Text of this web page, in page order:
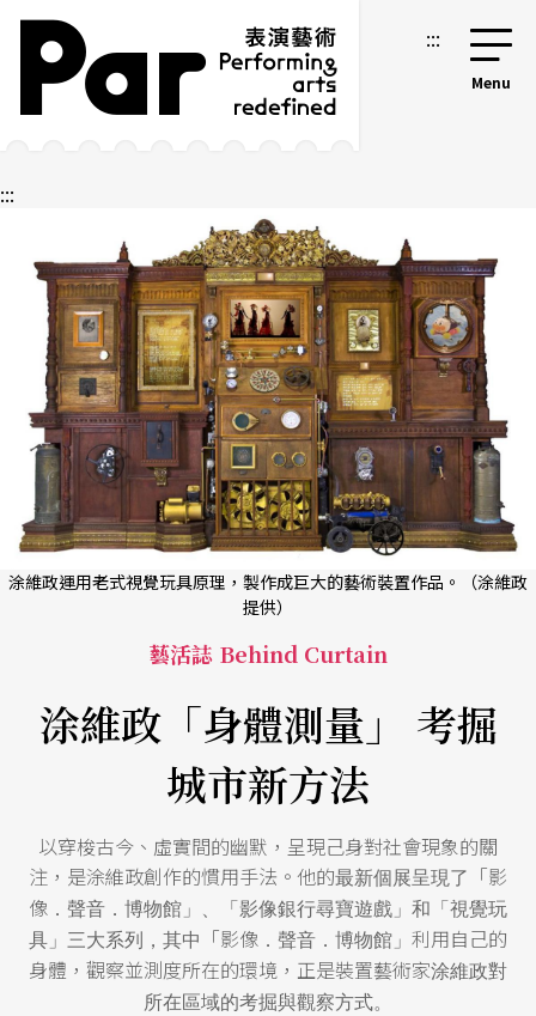
跳到主要內容區塊
網站導覽 :::
:::
涂維政運用老式視覺玩具原理，製作成巨大的藝術裝置作品。（涂維政
提供）
藝活誌 Behind Curtain
涂維政「身體測量」 考掘
城市新方法
以穿梭古今、虛實間的幽默，呈現己身對社會現象的關
注，是涂維政創作的慣用手法。他的最新個展呈現了
「影
像 ．聲音．博物館」、「影像銀行尋寶遊戲」和「視覺玩
具」三大系列，其中
「影像 ．聲音．博物館」 利用自己的
身體，觀察並測度所在的環境，正是裝置藝術家涂維政對
所在區域的考掘與觀察方式。